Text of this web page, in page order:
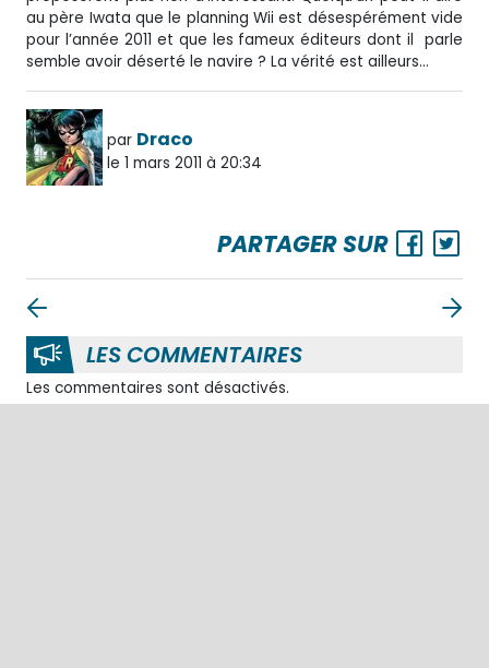
au père Iwata que le planning Wii est désespérément vide
pour l’année 2011 et que les fameux éditeurs dont il parle
semble avoir déserté le navire ? La vérité est ailleurs…
par Draco
le 1 mars 2011 à 20:34
PARTAGER SUR
LES COMMENTAIRES
Les commentaires sont désactivés.